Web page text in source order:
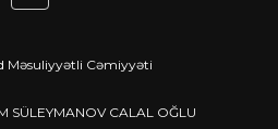
Cəmiyyəti
SÜLEYMANOV CALAL OĞLU